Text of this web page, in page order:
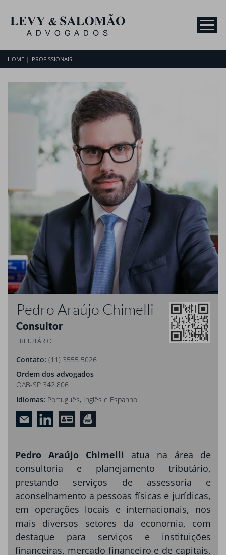
HOME PROFISSIONAIS
Pedro Araújo Chimelli
Consultor
TRIBUTÁRIO
Contato: (11) 3555 5026
Ordem dos advogados
OAB-SP 342.806
Idiomas: Português, Inglês e Espanhol
Pedro Araújo Chimelli atua na área de
consultoria e planejamento tributário,
prestando serviços de assessoria e
aconselhamento a pessoas físicas e jurídicas,
em operações locais e internacionais, nos
mais diversos setores da economia, com
destaque para serviços e instituições
financeiras, mercado financeiro e de capitais,